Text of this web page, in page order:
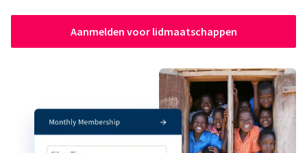
Aanmelden voor lidmaatschappen